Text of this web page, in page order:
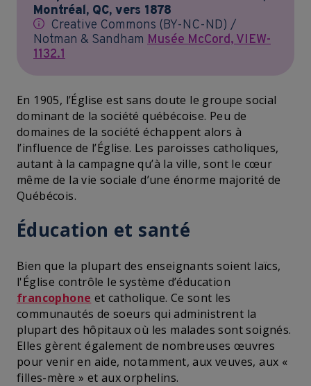
Montréal, QC, vers 1878
Creative Commons (BY-NC-ND) /
Notman & Sandham Musée McCord, VIEW-
1132.1
En 1905, l’Église est sans doute le groupe social
dominant de la société québécoise. Peu de
domaines de la société échappent alors à
l’influence de l’Église. Les paroisses catholiques,
autant à la campagne qu’à la ville, sont le cœur
même de la vie sociale d’une énorme majorité de
Québécois.
Éducation et santé
Bien que la plupart des enseignants soient laïcs,
l'Église contrôle le système d’éducation
francophone et catholique. Ce sont les
communautés de soeurs qui administrent la
plupart des hôpitaux où les malades sont soignés.
Elles gèrent également de nombreuses œuvres
pour venir en aide, notamment, aux veuves, aux «
filles-mère » et aux orphelins.